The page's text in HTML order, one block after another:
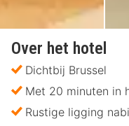
Over het hotel
Dichtbij Brussel
Met 20 minuten in
Rustige ligging